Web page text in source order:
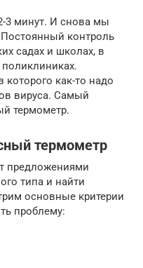
3 минут. И снова мы
контроль
садах и школах, в
как-то надо
вируса. Самый
термометр.
термометр
предложениями
типа и найти
основные критерии
проблему: